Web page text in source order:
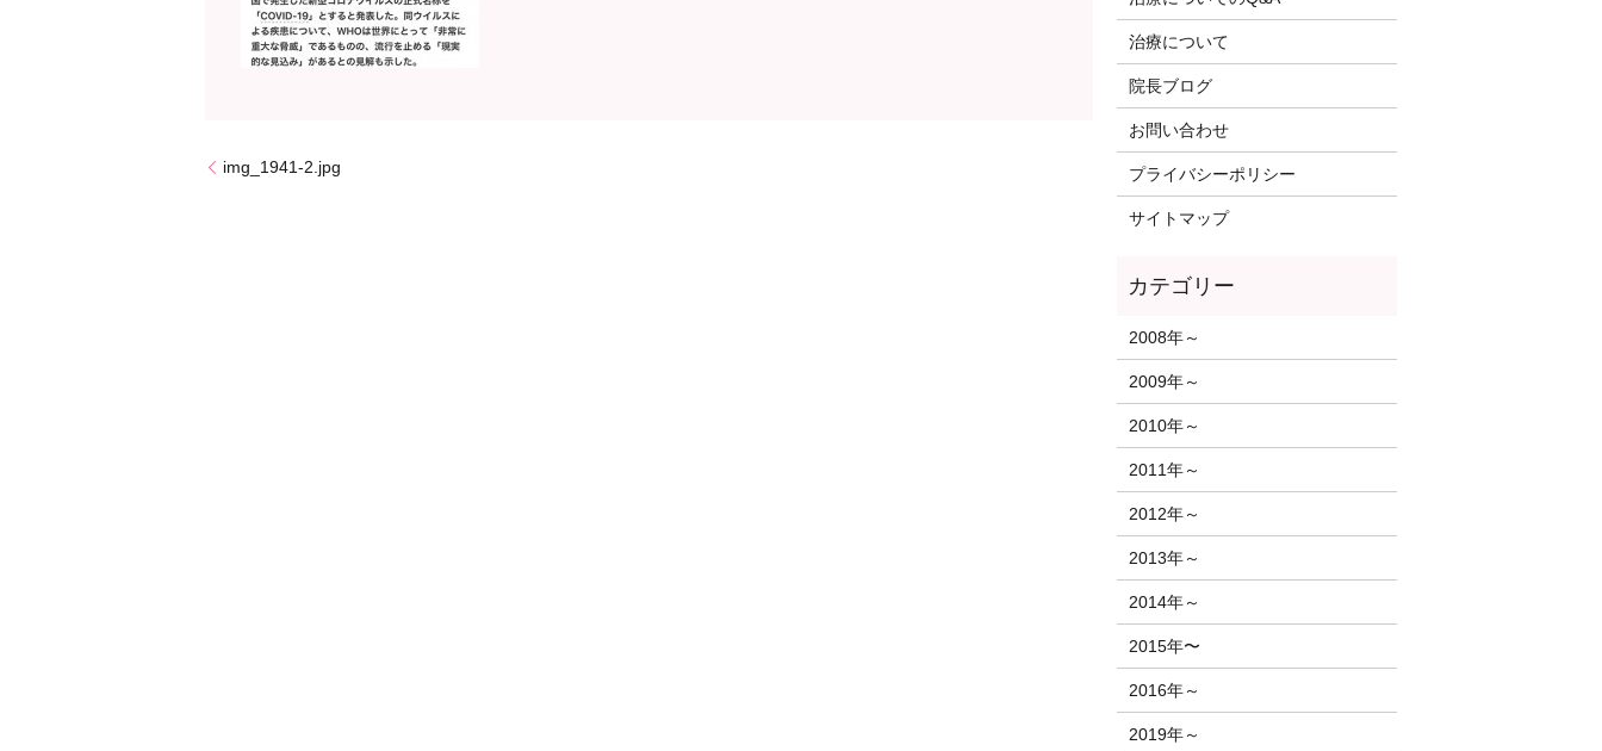
img_1941-2.jpg
治療について
院長ブログ
お問い合わせ
プライバシーポリシー
サイトマップ
2008年～
2009年～
2010年～
2011年～
2012年～
2013年～
2014年～
2015年〜
2016年～
2019年～